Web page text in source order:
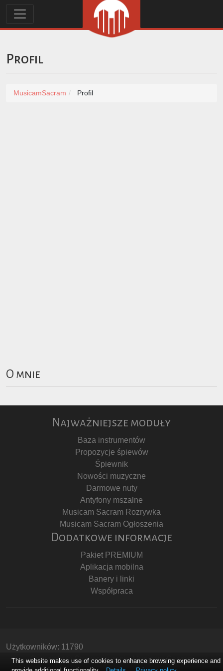
Profil
MusicamSacram Profil
O mnie
Najważniejsze moduły
Baza instrumentów
Propozycje śpiewów
Śpiewnik
Nowości muzyczne
Darmowe nuty
Antyfony mszalne
Musicam Sacram Rozrywka
Musicam Sacram Ogłoszenia
Dodatkowe informacje
Pakiet PREMIUM
Aplikacja mobilna
Banery i linki
Współpraca
Użytkowników: 11790
Copyright © Stowarzyszenie Musicam Sacram
This website makes use of cookies to enhance browsing experience and